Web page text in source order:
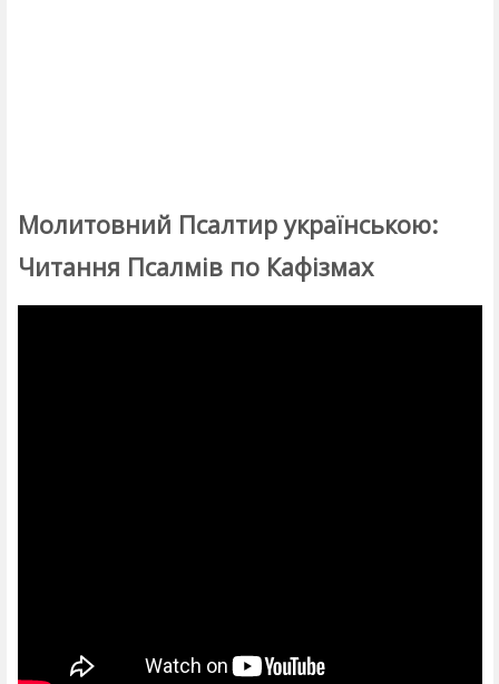
Молитовний Псалтир українською:
Читання Псалмів по Кафізмах